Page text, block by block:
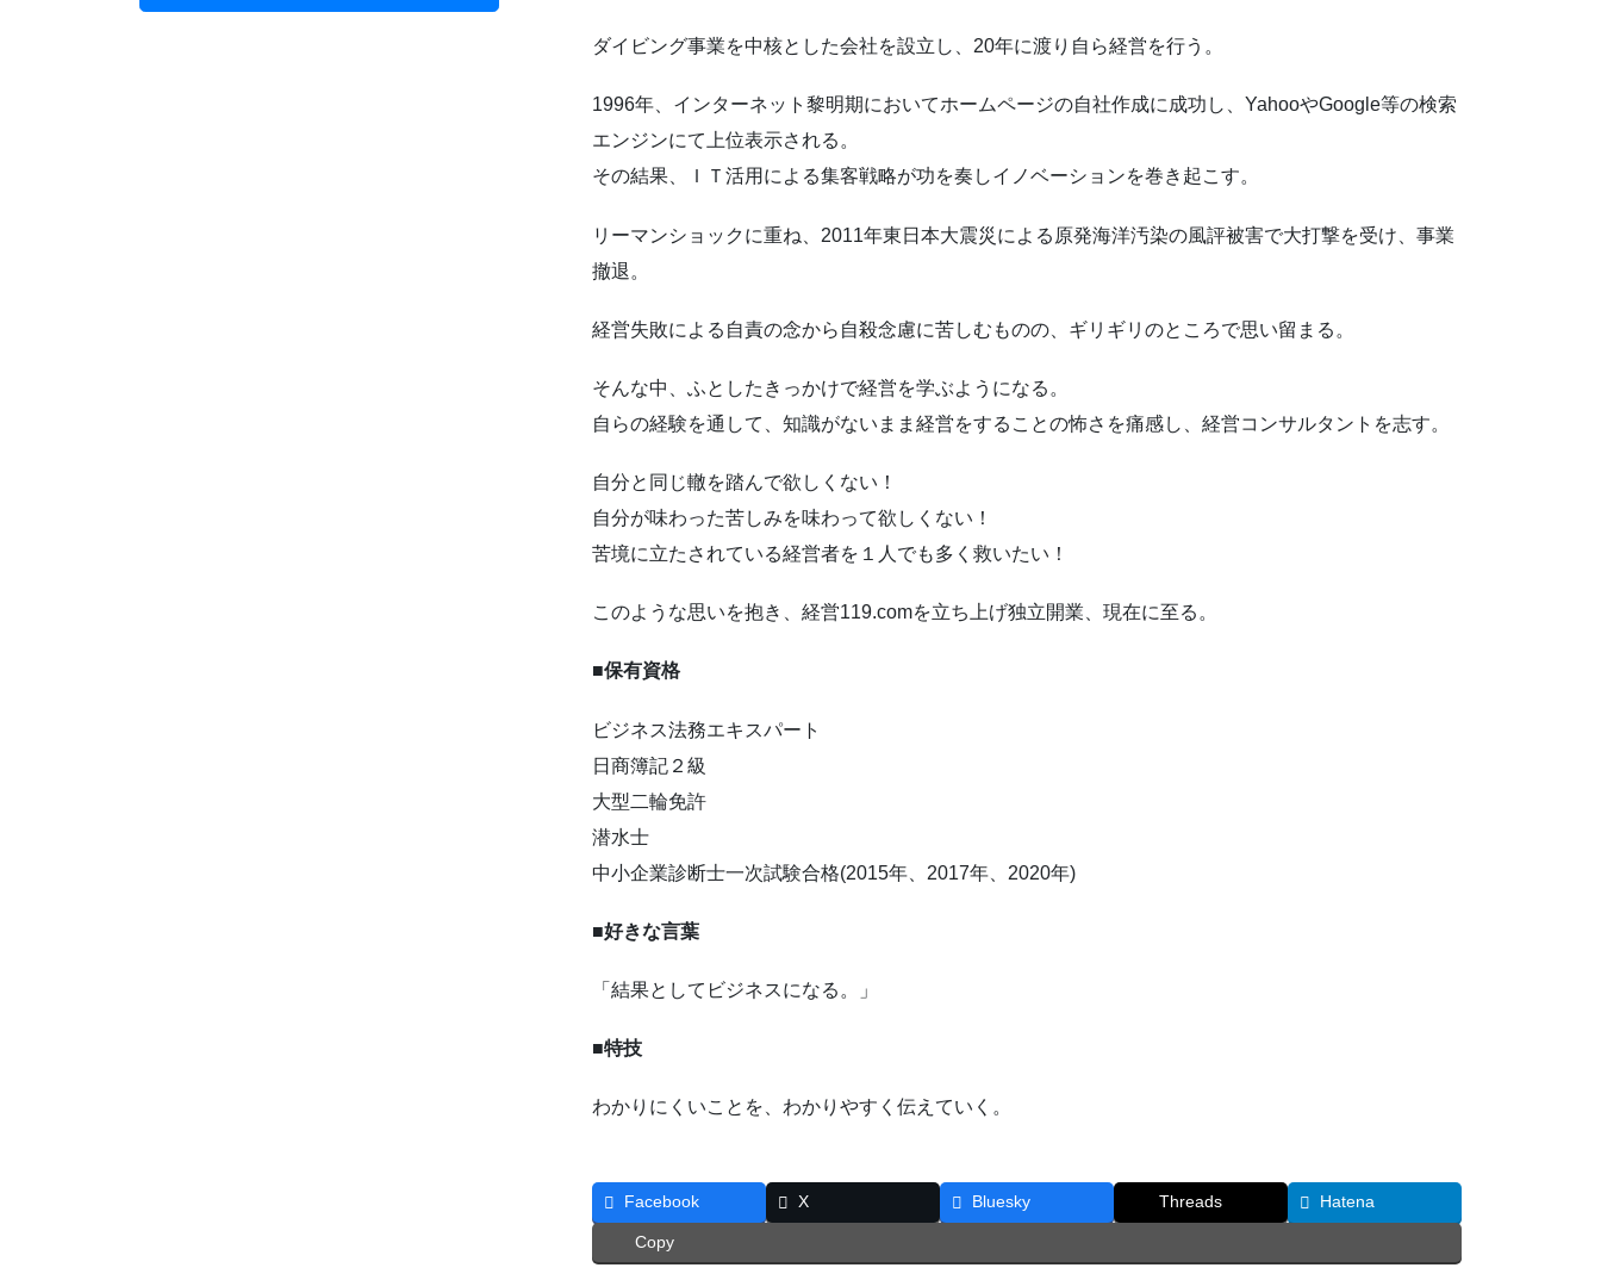
ダイビング事業を中核とした会社を設立し、20年に渡り自ら経営を行う。
1996年、インターネット黎明期においてホームページの自社作成に成功し、YahooやGoogle等の検索
エンジンにて上位表示される。
その結果、ＩＴ活用による集客戦略が功を奏しイノベーションを巻き起こす。
リーマンショックに重ね、2011年東日本大震災による原発海洋汚染の風評被害で大打撃を受け、事業
撤退。
経営失敗による自責の念から自殺念慮に苦しむものの、ギリギリのところで思い留まる。
そんな中、ふとしたきっかけで経営を学ぶようになる。
自らの経験を通して、知識がないまま経営をすることの怖さを痛感し、経営コンサルタントを志す。
自分と同じ轍を踏んで欲しくない！
自分が味わった苦しみを味わって欲しくない！
苦境に立たされている経営者を１人でも多く救いたい！
このような思いを抱き、経営119.comを立ち上げ独立開業、現在に至る。
■保有資格
ビジネス法務エキスパート
日商簿記２級
大型二輪免許
潜水士
中小企業診断士一次試験合格(2015年、2017年、2020年)
■好きな言葉
「結果としてビジネスになる。」
■特技
わかりにくいことを、わかりやすく伝えていく。
Facebook X Bluesky Threads Hatena
Copy